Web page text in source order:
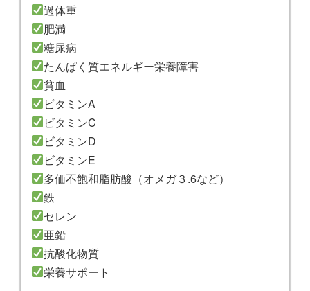
過体重
肥満
糖尿病
たんぱく質エネルギー栄養障害
貧血
ビタミンA
ビタミンC
ビタミンD
ビタミンE
多価不飽和脂肪酸（オメガ３.6など）
鉄
セレン
亜鉛
抗酸化物質
栄養サポート